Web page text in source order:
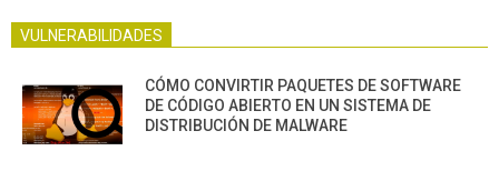
VULNERABILIDADES
CÓMO CONVIRTIR PAQUETES DE SOFTWARE
DE CÓDIGO ABIERTO EN UN SISTEMA DE
DISTRIBUCIÓN DE MALWARE